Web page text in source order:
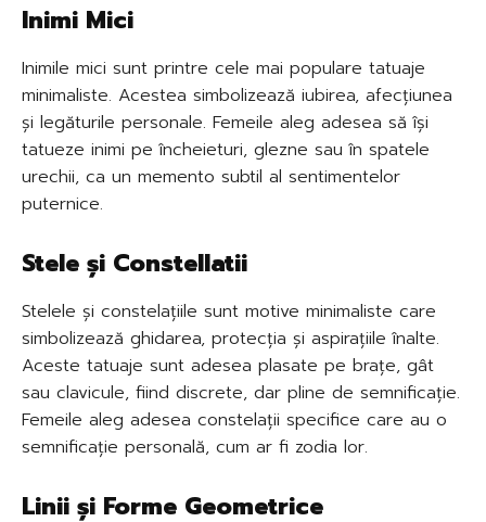
Inimi Mici
Inimile mici sunt printre cele mai populare tatuaje
minimaliste. Acestea simbolizează iubirea, afecțiunea
și legăturile personale. Femeile aleg adesea să își
tatueze inimi pe încheieturi, glezne sau în spatele
urechii, ca un memento subtil al sentimentelor
puternice.
Stele și Constellatii
Stelele și constelațiile sunt motive minimaliste care
simbolizează ghidarea, protecția și aspirațiile înalte.
Aceste tatuaje sunt adesea plasate pe brațe, gât
sau clavicule, fiind discrete, dar pline de semnificație.
Femeile aleg adesea constelații specifice care au o
semnificație personală, cum ar fi zodia lor.
Linii și Forme Geometrice